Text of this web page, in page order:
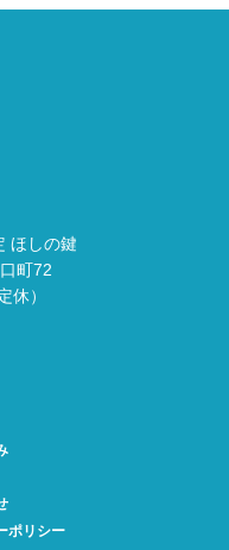
ほしの鍵
町72
休）
ポリシー